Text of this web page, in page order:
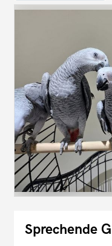
Sprechende